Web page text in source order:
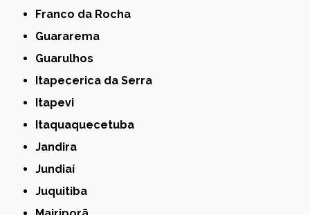
Franco da Rocha
Guararema
Guarulhos
Itapecerica da Serra
Itapevi
Itaquaquecetuba
Jandira
Jundiaí
Juquitiba